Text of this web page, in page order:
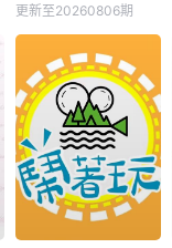
更新至20260806期